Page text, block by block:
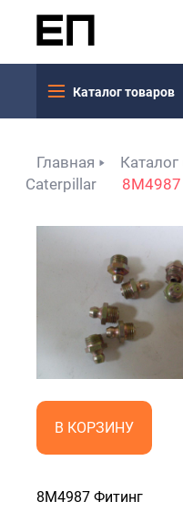
Каталог товаров
Главная Каталог
Caterpillar
В КОРЗИНУ
8M4987 Фитинг